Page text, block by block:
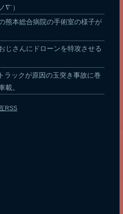
∇`）
熊本総合病院の手術室の様子が
じさんにドローンを特攻させる
ラックが原因の玉突き事故に巻
載。
RSS